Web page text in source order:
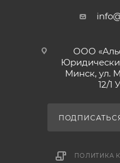
ООО
Минск, ул.
12/1
ПОЛИТИКА